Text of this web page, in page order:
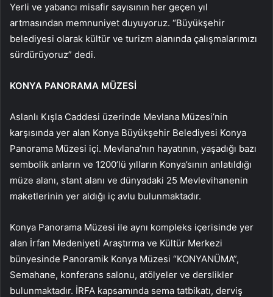
Yerli ve yabancı misafir sayısının her geçen yıl
artmasından memnuniyet duyuyoruz. “Büyükşehir
belediyesi olarak kültür ve turizm alanında çalışmalarımızı
sürdürüyoruz” dedi.
KONYA PANORAMA MÜZESİ
Aslanlı Kışla Caddesi üzerinde Mevlana Müzesi’nin
karşısında yer alan Konya Büyükşehir Belediyesi Konya
Panorama Müzesi içi. Mevlana’nın hayatının, yaşadığı bazı
sembolik anların ve 1200’lü yılların Konya’sının anlatıldığı
müze alanı, stant alanı ve dünyadaki 25 Mevlevihanenin
maketlerinin yer aldığı iç avlu bulunmaktadır.
Konya Panorama Müzesi ile aynı kompleks içerisinde yer
alan İrfan Medeniyeti Araştırma ve Kültür Merkezi
bünyesinde Panoramik Konya Müzesi “KONYANÜMA”,
Semahane, konferans salonu, atölyeler ve derslikler
bulunmaktadır. İRFA kapsamında sema tatbikatı, derviş